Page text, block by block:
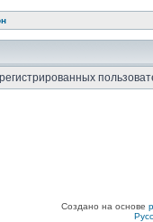
Создано на основе